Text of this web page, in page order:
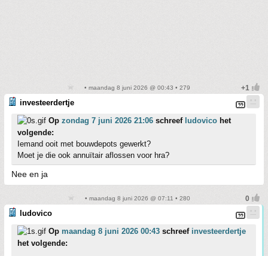
• maandag 8 juni 2026 @ 00:43 • 279
investeerdertje
Op zondag 7 juni 2026 21:06 schreef ludovico het
volgende:
Iemand ooit met bouwdepots gewerkt?
Moet je die ook annuïtair aflossen voor hra?
Nee en ja
• maandag 8 juni 2026 @ 07:11 • 280
ludovico
Op maandag 8 juni 2026 00:43 schreef investeerdertje
het volgende: